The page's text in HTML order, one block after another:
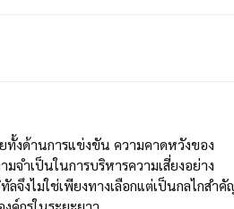
งด้านการแข่งขัน ความคาดหวังของ
มจำเป็นในการบริหารความเสี่ยงอย่าง
จึงไม่ใช่เพียงทางเลือกแต่เป็นกลไกสำคั